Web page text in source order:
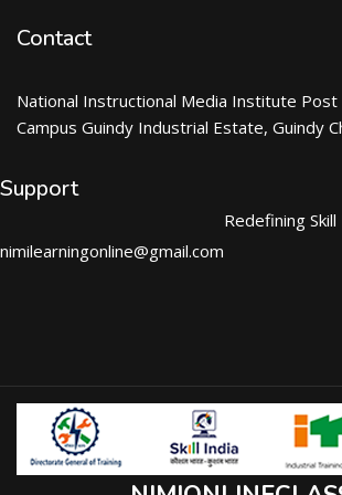
Contact
National Instructional Media Institute Post
Campus Guindy Industrial Estate, Guindy
Support
nimilearningonline@gmail.com
Redefining